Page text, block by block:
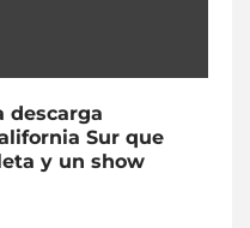
descarga
Sur que
y un show